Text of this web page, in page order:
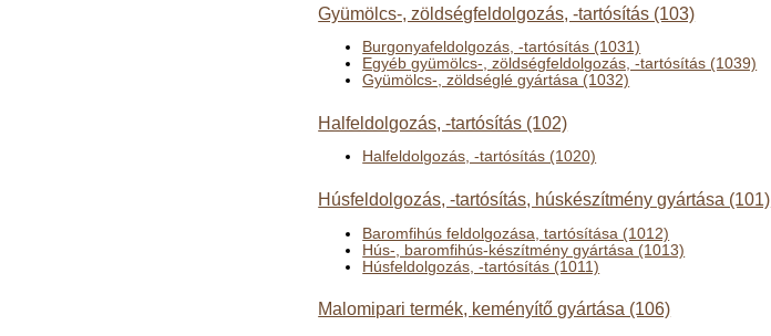
Gyümölcs-, zöldségfeldolgozás, -tartósítás (103)
Burgonyafeldolgozás, -tartósítás (1031)
Egyéb gyümölcs-, zöldségfeldolgozás, -tartósítás (1039)
Gyümölcs-, zöldséglé gyártása (1032)
Halfeldolgozás, -tartósítás (102)
Halfeldolgozás, -tartósítás (1020)
Húsfeldolgozás, -tartósítás, húskészítmény gyártása (101)
Baromfihús feldolgozása, tartósítása (1012)
Hús-, baromfihús-készítmény gyártása (1013)
Húsfeldolgozás, -tartósítás (1011)
Malomipari termék, keményítő gyártása (106)